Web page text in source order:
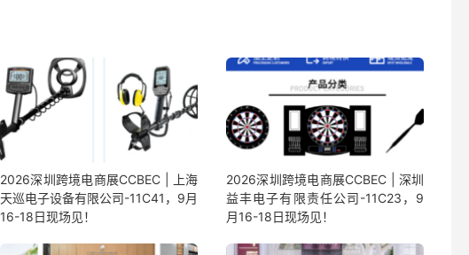
2026深圳跨境电商展CCBEC | 上海
天巡电子设备有限公司-11C41，9月
16-18日现场见！
2026深圳跨境电商展CCBEC | 深圳
益丰电子有限责任公司-11C23，9
月16-18日现场见！